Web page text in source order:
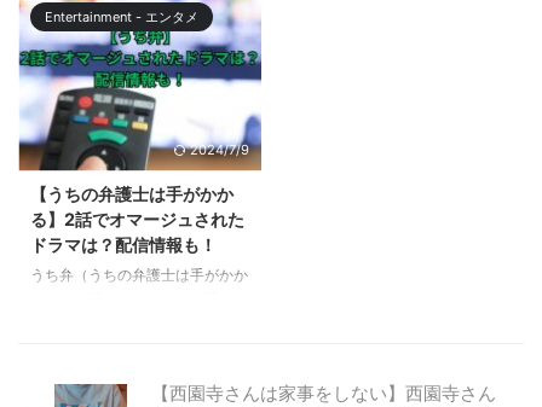
ず。 この記事では、高価買取の
「おたからや」のCM に出演して
いる女性と、その女性が出演して
いる広告やイベント情報について
解説します。 おたからやのCMに
出演している女性は誰？経歴も！
高価買取の「おたからや」のCM
なさんです。 えくぼがかわいい
笑顔と、優しい雰囲気に癒されま
す。 丸 りおなさんは、「おたか
らや」イメージガールとして、活
Entertainment - エンタメ
2024/7/9
【うちの弁護士は手がかか
る】2話でオマージュされた
ドラマは？配信情報も！
うち弁（うちの弁護士は手がかか
したシーンがありましたが、第2【西園寺さんは家事をしない】西園寺さん